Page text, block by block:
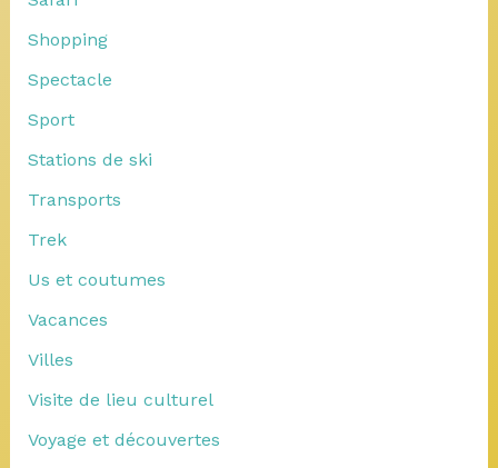
Shopping
Spectacle
Sport
Stations de ski
Transports
Trek
Us et coutumes
Vacances
Villes
Visite de lieu culturel
Voyage et découvertes